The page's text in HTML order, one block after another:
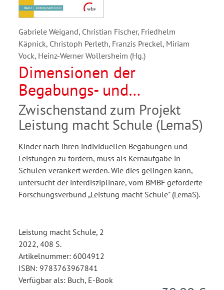
Gabriele Weigand, Christian Fischer, Friedhelm
Käpnick, Christoph Perleth, Franzis Preckel, Miriam
Vock, Heinz-Werner Wollersheim (Hg.)
Dimensionen der
Begabungs- und
Begabtenförderung in der
Schule
Zwischenstand zum Projekt
Leistung macht Schule (LemaS)
Kinder nach ihren individuellen Begabungen und
Leistungen zu fördern, muss als Kernaufgabe in
Schulen verankert werden. Wie dies gelingen kann,
untersucht der interdisziplinäre, vom BMBF geförderte
Forschungsverbund „Leistung macht Schule" (LemaS).
Leistung macht Schule, 2
2022, 408 S.
Artikelnummer: 6004912
ISBN: 9783763967841
Verfügbar als: Buch, E-Book